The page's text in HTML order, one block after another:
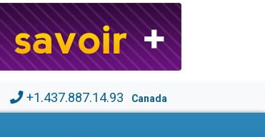
+1.437.887.14.93 Canada